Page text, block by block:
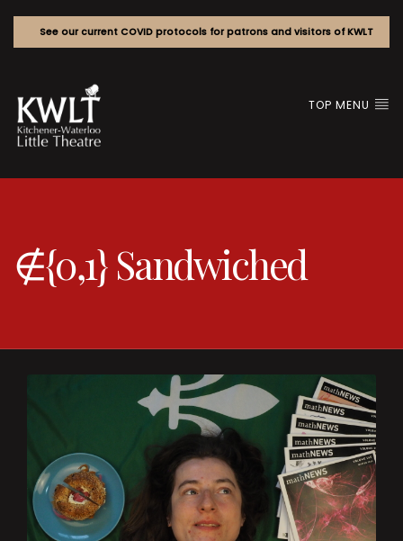
See our current COVID protocols for patrons and visitors of KWLT
TOP MENU
∉{0,1} Sandwiched